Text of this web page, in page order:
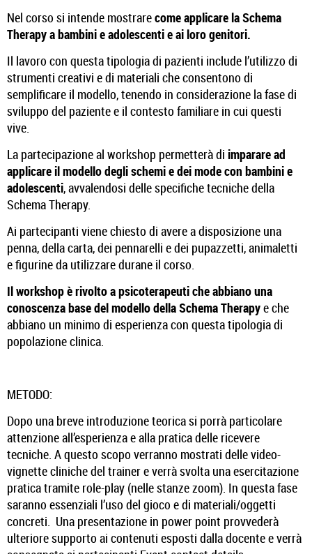
Nel corso si intende mostrarecome applicare la Schema
Therapy a bambini e adolescenti e ai loro genitori.
Il lavoro con questa tipologia di pazienti include l’utilizzo di
strumenti creativi e di materiali che consentono di
semplificare il modello, tenendo in considerazione la fase di
sviluppo del paziente e il contesto familiare in cui questi
vive.
La partecipazione al workshop permetterà di imparare ad
applicare il modello degli schemi e dei mode con bambini e
adolescenti, avvalendosi delle specifiche tecniche della
Schema Therapy.
Ai partecipanti viene chiesto di avere a disposizione una
penna, della carta, dei pennarelli e dei pupazzetti, animaletti
e figurine da utilizzare durane il corso.
Il workshop è rivolto a psicoterapeuti che abbiano una
conoscenza base del modello della Schema Therapye che
abbiano un minimo di esperienza con questa tipologia di
popolazione clinica.
METODO:
Dopo una breve introduzione teorica si porrà particolare
attenzione all’esperienza e alla pratica delle ricevere
tecniche. A questo scopo verranno mostrati delle video-
vignette cliniche del trainer e verrà svolta una esercitazione
pratica tramite role-play (nelle stanze zoom). In questa fase
saranno essenziali l’uso del gioco e di materiali/oggetti
concreti. Una presentazione in power point provvederà
ulteriore supporto ai contenuti esposti dalla docente e verrà